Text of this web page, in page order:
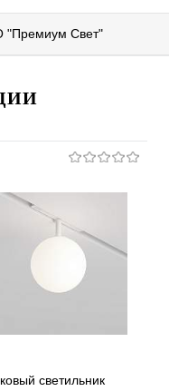
Свет"
светильник